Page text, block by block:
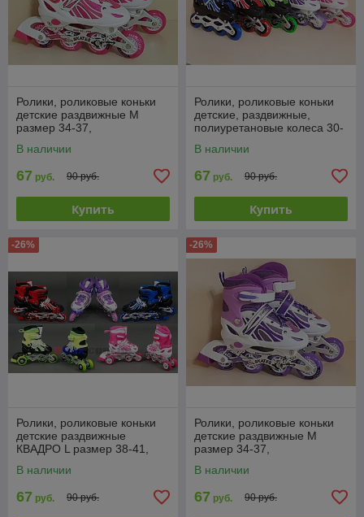
Ролики, роликовые коньки
детские раздвижные M
размер 34-37,
розовые
В наличии
67 руб. 90 руб.
Купить
Ролики, роликовые коньки
детские, раздвижные,
полиуретановые колеса 30-
В наличии
67 руб. 90 руб.
Купить
-26%
Ролики, роликовые коньки
детские раздвижные
КВАДРО L размер 38-41,
В наличии
67 руб. 90 руб.
-26%
Ролики, роликовые коньки
детские раздвижные M
размер 34-37,
фиолетовые
В наличии
67 руб. 90 руб.